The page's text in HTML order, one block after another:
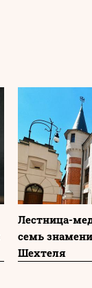
Лестница-
семь
Шехтеля